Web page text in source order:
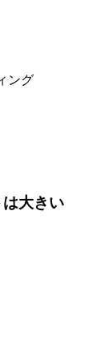
ング
大きい